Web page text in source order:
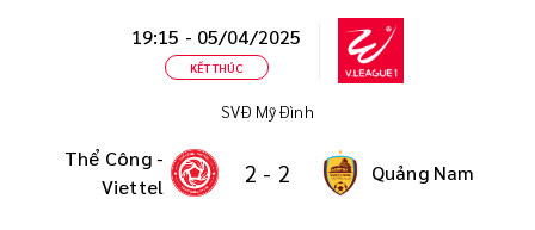
19:15 - 05/04/2025
KẾT THÚC
SVĐ Mỹ Đình
Thể Công -
Viettel
2 - 2 Quảng Nam